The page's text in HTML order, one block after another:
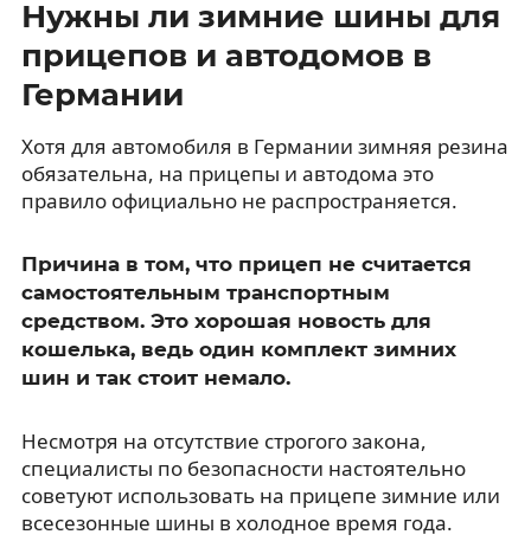
Нужны ли зимние шины для
прицепов и автодомов в
Германии
Хотя для автомобиля в Германии зимняя резина
обязательна, на прицепы и автодома это
правило официально не распространяется.
Причина в том, что прицеп не считается
самостоятельным транспортным
средством. Это хорошая новость для
кошелька, ведь один комплект зимних
шин и так стоит немало.
Несмотря на отсутствие строгого закона,
специалисты по безопасности настоятельно
советуют использовать на прицепе зимние или
всесезонные шины в холодное время года.